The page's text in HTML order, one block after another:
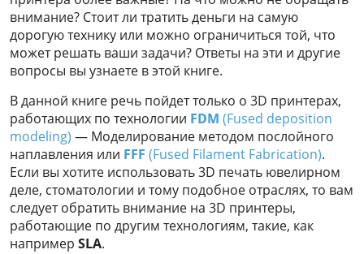
внимание? Стоит ли тратить деньги на самую
дорогую технику или можно ограничиться той, что
может решать ваши задачи? Ответы на эти и другие
вопросы вы узнаете в этой книге.
В данной книге речь пойдет только о 3D принтерах,
работающих по технологии FDM (Fused deposition
modeling) — Моделирование методом послойного
наплавления или FFF (Fused Filament Fabrication).
Если вы хотите использовать 3D печать ювелирном
деле, стоматологии и тому подобное отраслях, то вам
следует обратить внимание на 3D принтеры,
работающие по другим технологиям, такие, как
например SLA.